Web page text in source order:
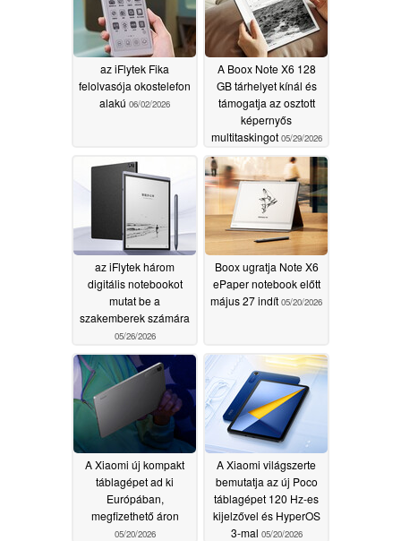
az iFlytek Fika
felolvasója okostelefon
alakú 06/02/2026
A Boox Note X6 128
GB tárhelyet kínál és
támogatja az osztott
képernyős
multitaskingot 05/29/2026
az iFlytek három
digitális notebookot
mutat be a
szakemberek számára
05/26/2026
Boox ugratja Note X6
ePaper notebook előtt
május 27 indít 05/20/2026
A Xiaomi új kompakt
táblagépet ad ki
Európában,
megfizethető áron
05/20/2026
A Xiaomi világszerte
bemutatja az új Poco
táblagépet 120 Hz-es
kijelzővel és HyperOS
3-mal 05/20/2026